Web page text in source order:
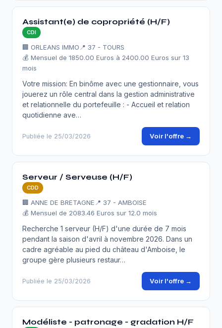
Assistant(e) de copropriété (H/F)
CDI
🏢 ORLEANS IMMO 📍 37 - TOURS
💰 Mensuel de 1850.00 Euros à 2400.00 Euros sur 13
mois
Votre mission: En binôme avec une gestionnaire, vous
jouerez un rôle central dans la gestion administrative
et relationnelle du portefeuille : - Accueil et relation
quotidienne ave…
Publiée le 25/03/2026 Voir l'offre →
Serveur / Serveuse (H/F)
CDD
🏢 ANNE DE BRETAGNE 📍 37 - AMBOISE
💰 Mensuel de 2083.46 Euros sur 12.0 mois
Recherche 1 serveur (H/F) d'une durée de 7 mois
pendant la saison d'avril à novembre 2026. Dans un
cadre agréable au pied du château d'Amboise, le
groupe gère plusieurs restaur…
Publiée le 25/03/2026 Voir l'offre →
Modéliste - patronage - gradation H/F